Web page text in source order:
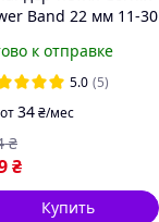
Band 22 мм 11-30
XR-0059
к отправке
5.0 (5)
от34₴/мес
₴
₴
Купить